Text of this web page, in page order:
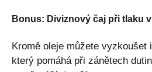
Bonus: Diviznový čaj při tlaku
Kromě oleje můžete vyzkoušet i
který pomáhá při zánětech